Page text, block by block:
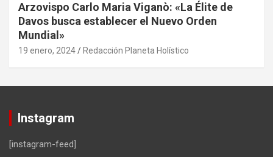
Arzovispo Carlo Maria Viganò: «La Élite de
Davos busca establecer el Nuevo Orden
Mundial»
19 enero, 2024 Redacción Planeta Holístico
Instagram
[instagram-feed]